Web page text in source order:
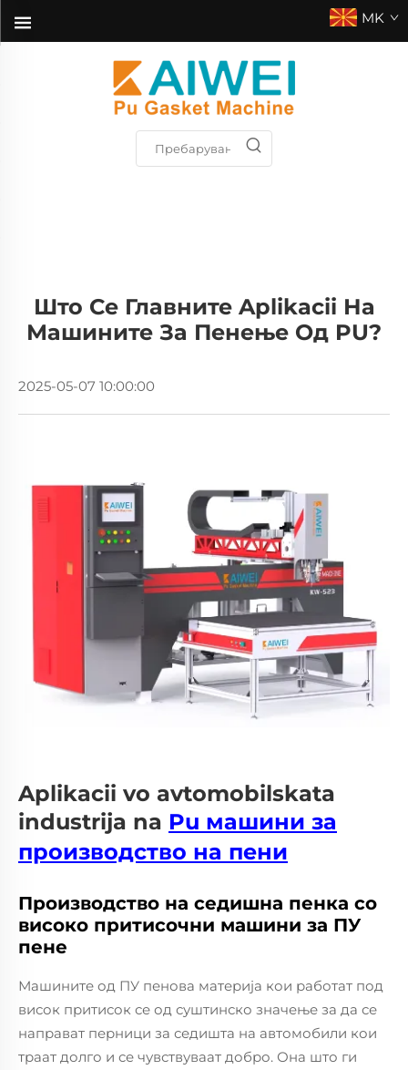
MK
Што Се Главните Aplikacii На
Машините За Пенење Од PU?
2025-05-07 10:00:00
Aplikacii vo avtomobilskata
industrija na Pu машини за
производство на пени
Производство на седишна пенка со
високо притисочни машини за ПУ
пене
Машините од ПУ пенова материја кои работат под
висок притисок се од суштинско значење за да се
направат перници за седишта на автомобили кои
траат долго и се чувствуваат добро. Она што ги